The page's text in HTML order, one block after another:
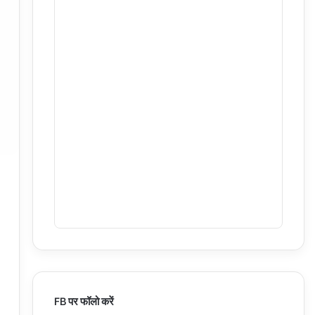
FB पर फॉलो करें